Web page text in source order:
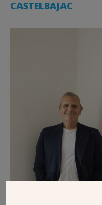
CASTELBAJAC